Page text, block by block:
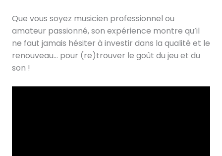
Que vous soyez musicien professionnel ou
amateur passionné, son expérience montre qu’il
ne faut jamais hésiter à investir dans la qualité et le
renouveau… pour (re)trouver le goût du jeu et du
son !